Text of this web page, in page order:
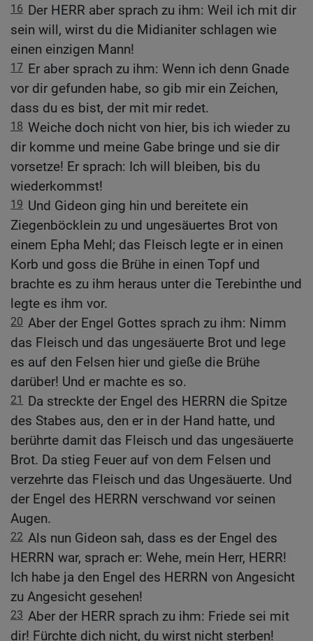
16 Der HERR aber sprach zu ihm: Weil ich mit dir
sein will, wirst du die Midianiter schlagen wie
einen einzigen Mann!
17 Er aber sprach zu ihm: Wenn ich denn Gnade
vor dir gefunden habe, so gib mir ein Zeichen,
dass du es bist, der mit mir redet.
18 Weiche doch nicht von hier, bis ich wieder zu
dir komme und meine Gabe bringe und sie dir
vorsetze! Er sprach: Ich will bleiben, bis du
wiederkommst!
19 Und Gideon ging hin und bereitete ein
Ziegenböcklein zu und ungesäuertes Brot von
einem Epha Mehl; das Fleisch legte er in einen
Korb und goss die Brühe in einen Topf und
brachte es zu ihm heraus unter die Terebinthe und
legte es ihm vor.
20 Aber der Engel Gottes sprach zu ihm: Nimm
das Fleisch und das ungesäuerte Brot und lege
es auf den Felsen hier und gieße die Brühe
darüber! Und er machte es so.
21
Da streckte der Engel des HERRN die Spitze
des Stabes aus, den er in der Hand hatte, und
berührte damit das Fleisch und das ungesäuerte
Brot. Da stieg Feuer auf von dem Felsen und
verzehrte das Fleisch und das Ungesäuerte. Und
der Engel des HERRN verschwand vor seinen
Augen.
22 Als nun Gideon sah, dass es der Engel des
HERRN war, sprach er: Wehe, mein Herr, HERR!
Ich habe ja den Engel des HERRN von Angesicht
zu Angesicht gesehen!
23 Aber der HERR sprach zu ihm: Friede sei mit
dir! Fürchte dich nicht, du wirst nicht sterben!